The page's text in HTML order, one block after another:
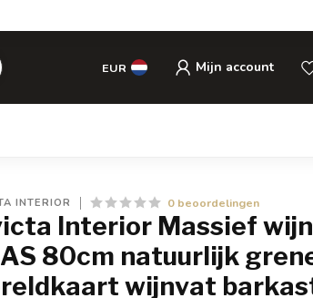
EUR Mijn account
INTERIOR 0 beoordelingen
Interior Massief
80cm natuurlijk
wijnvat